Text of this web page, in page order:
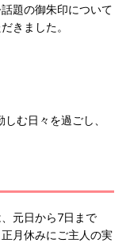
題の御朱印について
きました。
む日々を過ごし、
元日から7日まで
月休みにご主人の実